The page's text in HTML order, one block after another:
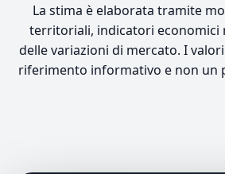
La stima è elaborata tramite
territoriali, indicatori economici
delle variazioni di mercato. I
riferimento informativo e non un